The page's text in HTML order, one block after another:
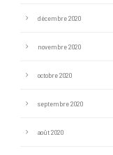
décembre 2020
novembre 2020
octobre 2020
septembre 2020
août 2020